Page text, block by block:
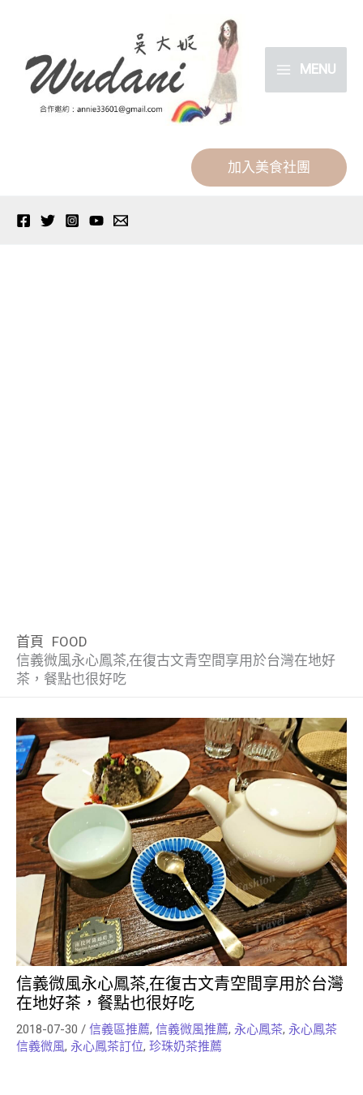
MENU
加入美食社團
首頁 FOOD
信義微風永心鳳茶,在復古文青空間享用於台灣在地好
茶，餐點也很好吃
信義微風永心鳳茶,在復古文青空間享用於台灣
在地好茶，餐點也很好吃
2018-07-30 / 信義區推薦, 信義微風推薦, 永心鳳茶, 永心鳳茶
信義微風, 永心鳳茶訂位, 珍珠奶茶推薦